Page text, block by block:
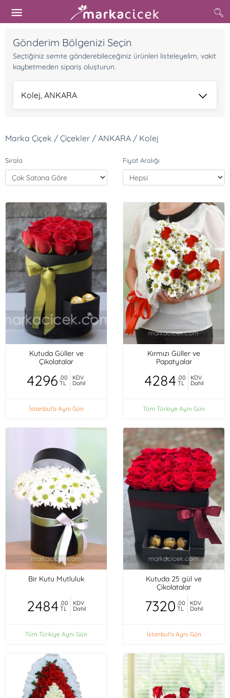
Gönderim Bölgenizi Seçin
Seçtiğiniz semte gönderebileceğiniz ürünleri listeleyelim, vakit
kaybetmeden sipariş oluşturun.
Kolej, ANKARA
Marka Çiçek / Çiçekler / ANKARA / Kolej
Sırala Fiyat Aralığı
Kutuda Güller ve
Çikolatalar
4296 ,00
TL
KDV
Dahil
İstanbul'a Aynı Gün
Kırmızı Güller ve
Papatyalar
4284 ,00
TL
KDV
Dahil
Tüm Türkiye Aynı Gün
Bir Kutu Mutluluk
2484 ,00
TL
KDV
Dahil
Tüm Türkiye Aynı Gün
Kutuda 25 gül ve
Çikolatalar
7320 ,00
TL
KDV
Dahil
İstanbul'a Aynı Gün